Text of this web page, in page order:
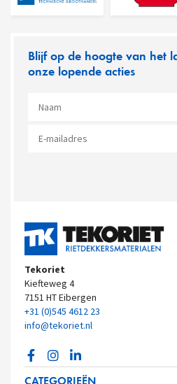
Blijf op de hoogte van het
onze lopende acties
Tekoriet
Kiefteweg 4
7151 HT Eibergen
+31 (0)545 4612 23
info@tekoriet.nl
CATEGORIEËN